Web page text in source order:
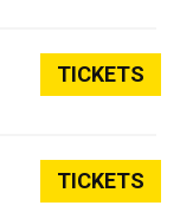
TICKETS
TICKETS